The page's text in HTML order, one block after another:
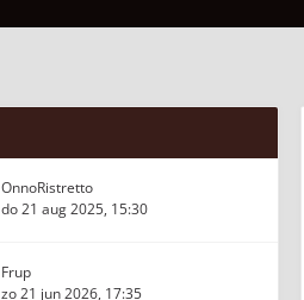
OnnoRistretto
do 21 aug 2025, 15:30
Frup
zo 21 jun 2026, 17:35